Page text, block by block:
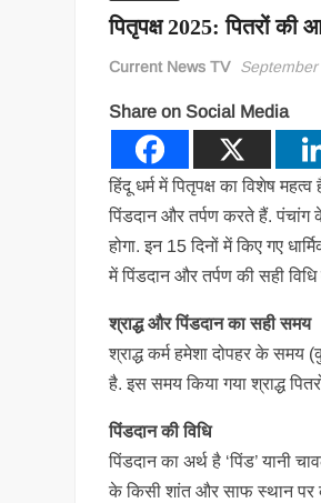
पितृपक्ष 2025: पितरों की
Current News TV
Share on Social Media
हिंदू धर्म में पितृपक्ष का विशेष
पिंडदान और तर्पण करते हैं.
होगा. इन 15 दिनों में किए गए
में पिंडदान और तर्पण की सही
श्राद्ध और पिंडदान का सही समय
श्राद्ध कर्म हमेशा दोपहर के
है. इस समय किया गया श्राद्ध
पिंडदान की विधि
पिंडदान का अर्थ है ‘पिंड’ यानी
के किसी शांत और साफ स्थान पर